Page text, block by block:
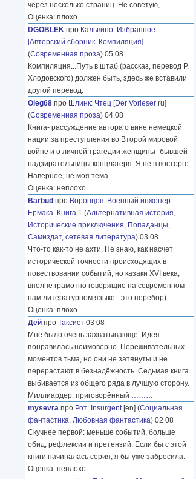
через несколько страниц. Не советую, ………
Оценка: плохо
DGOBLEK про Кальвино: Избранное
[Авторский сборник. Компиляция]
(Современная проза) 05 08
Компиляция...Путь в штаб (рассказ, перевод Р.
Хлодовского) должен быть, здесь же вставили
другой перевод.
Oleg68 про Шлинк: Чтец [Der Vorleser ru]
(Современная проза) 04 08
Книга- рассуждение автора о вине немецкой
нации за преступления во Второй мировой
войне и о личной трагедии женщины- бывшей
надзирательницы концлагеря. Я не в восторге.
Наверное, не моя тема.
Оценка: неплохо
Barbud про Воронцов: Военный инженер
Ермака. Книга 1 (Альтернативная история,
Исторические приключения, Попаданцы,
Самиздат, сетевая литература) 03 08
Что-то как-то не ахти. Не знаю, как насчет
исторической точности происходящих в
повествовании событий, но казаки XVI века,
вполне грамотно говорящие на современном
нам литературном языке - это перебор)
Оценка: плохо
Дей про Таксист 03 08
Мне было очень захватывающе. Идея
понравилась неимоверно. Переживательных
моментов тьма, но они не затянуты и не
перерастают в безнадёжность. Седьмая книга
выбивается из общего ряда в лучшую сторону.
Миллиардер, приговорённый ………
mysevra про Рот: Insurgent[en] (Социальная
фантастика, Любовная фантастика) 02 08
Скучнее первой: меньше событий, больше
обид, рефлексии и претензий. Если бы с этой
книги начиналась серия, я бы уже забросила.
Оценка: неплохо